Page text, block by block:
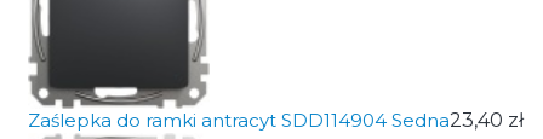
Zaślepka do ramki antracyt SDD114904 Sedna23,40 zł